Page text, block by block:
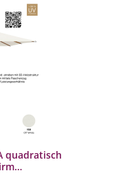
quadratisch